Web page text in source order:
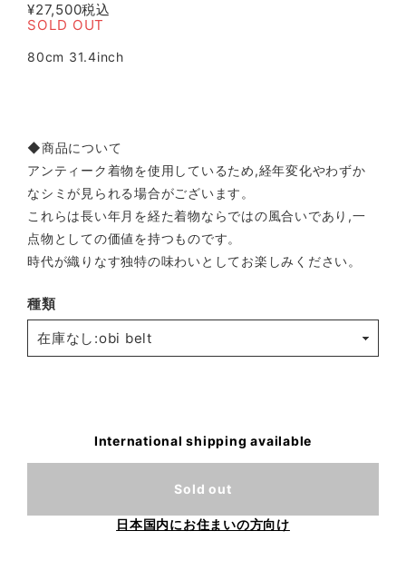
¥27,500税込
SOLD OUT
80cm 31.4inch
◆商品について
アンティーク着物を使用しているため,経年変化やわずか
なシミが見られる場合がございます。
これらは長い年月を経た着物ならではの風合いであり,一
点物としての価値を持つものです。
時代が織りなす独特の味わいとしてお楽しみください。
種類
International shipping available
Sold out
日本国内にお住まいの方向け